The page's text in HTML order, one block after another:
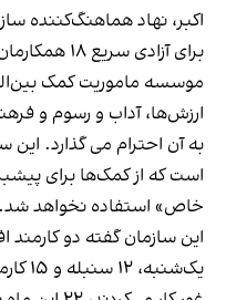
اکبر، نهاد هماهنگ‌کننده
برای آزادی سریع ۱۸ همکارمان تلاش می‌کنیم.»
موسسه ماموریت کمک
ارزش‌ها،‌ آداب و رسوم و
به آن احترام می گذارد. این
است که از کمک‌ها برای
خاص» استفاده نخواهد شد.
این سازمان گفته دو